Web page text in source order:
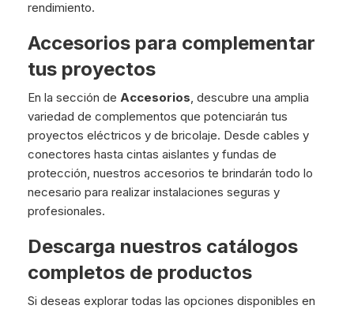
rendimiento.
Accesorios para complementar
tus proyectos
En la sección de Accesorios , descubre una amplia
variedad de complementos que potenciarán tus
proyectos eléctricos y de bricolaje. Desde cables y
conectores hasta cintas aislantes y fundas de
protección, nuestros accesorios te brindarán todo lo
necesario para realizar instalaciones seguras y
profesionales.
Descarga nuestros catálogos
completos de productos
Si deseas explorar todas las opciones disponibles en